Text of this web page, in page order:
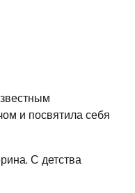
и посвятила себя
С детства